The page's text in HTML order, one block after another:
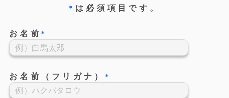
* は必須項目です。
お名前 *
お名前（フリガナ） *